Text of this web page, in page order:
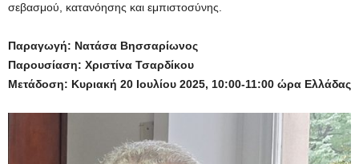
σεβασμού, κατανόησης και εμπιστοσύνης.
Παραγωγή: Νατάσα Βησσαρίωνος
Παρουσίαση: Χριστίνα Τσαρδίκου
Μετάδοση: Κυριακή 20 Ιουλίου 2025, 10:00-11:00 ώρα Ελλάδας